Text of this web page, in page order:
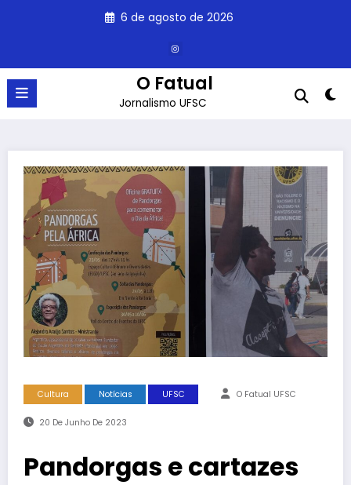
6 de agosto de 2026
O Fatual
Jornalismo UFSC
Cultura Notícias UFSC O Fatual UFSC
20 De Junho De 2023
Pandorgas e cartazes